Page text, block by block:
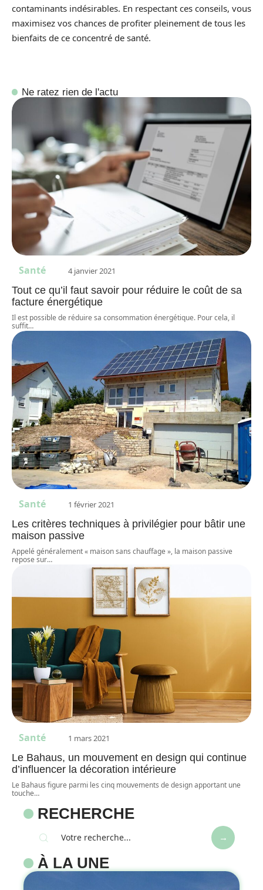
contaminants indésirables. En respectant ces conseils, vous
maximisez vos chances de profiter pleinement de tous les
bienfaits de ce concentré de santé.
Ne ratez rien de l'actu
Santé 4 janvier 2021
Tout ce qu’il faut savoir pour réduire le coût de sa
facture énergétique
Il est possible de réduire sa consommation énergétique. Pour cela, il
suffit…
Santé 1 février 2021
Les critères techniques à privilégier pour bâtir une
maison passive
Appelé généralement « maison sans chauffage », la maison passive
repose sur…
Santé 1 mars 2021
Le Bahaus, un mouvement en design qui continue
d’influencer la décoration intérieure
Le Bahaus figure parmi les cinq mouvements de design apportant une
touche…
RECHERCHE
À LA UNE